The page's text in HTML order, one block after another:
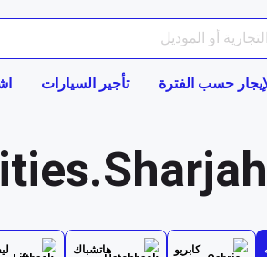
حسب الفترة تأجير السيارات
كابريو هاتشباك